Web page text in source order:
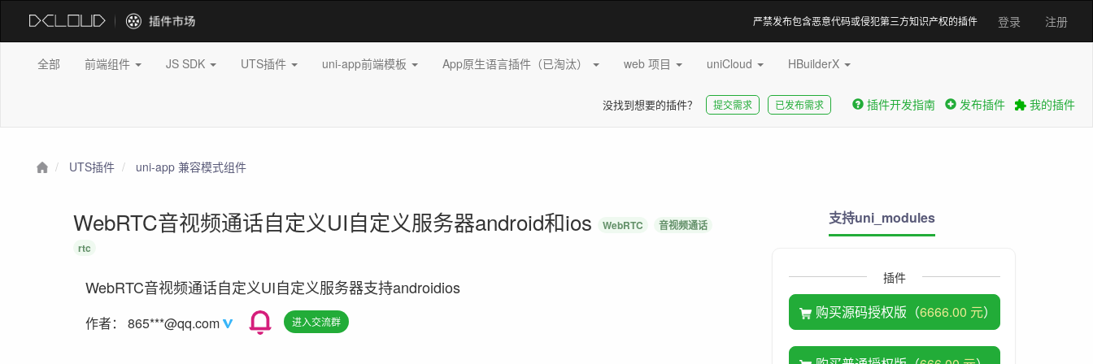
登录 注册
严禁发布包含恶意代码或侵犯第三方知识产权的插件
全部 前端组件 JS SDK UTS插件 uni-app前端模板 App原生语言插件（已淘汰） web 项目 uniCloud HBuilderX
没找到想要的插件？ 提交需求 已发布需求 插件开发指南 发布插件 我的插件
UTS插件 uni-app 兼容模式组件
WebRTC音视频通话自定义UI自定义服务器android和ios WebRTC
音视频通话
rtc
WebRTC音视频通话自定义UI自定义服务器支持androidios
作者：865***@qq.com 进入交流群
支持uni_modules
插件
购买源码授权版（6666.00 元）